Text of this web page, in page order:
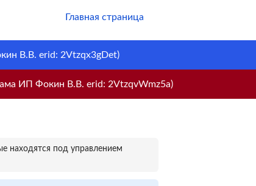
Главная страница
В.В. erid: 2Vtzqx3gDet)
ИП Фокин В.В. erid: 2VtzqvWmz5a)
находятся под управлением